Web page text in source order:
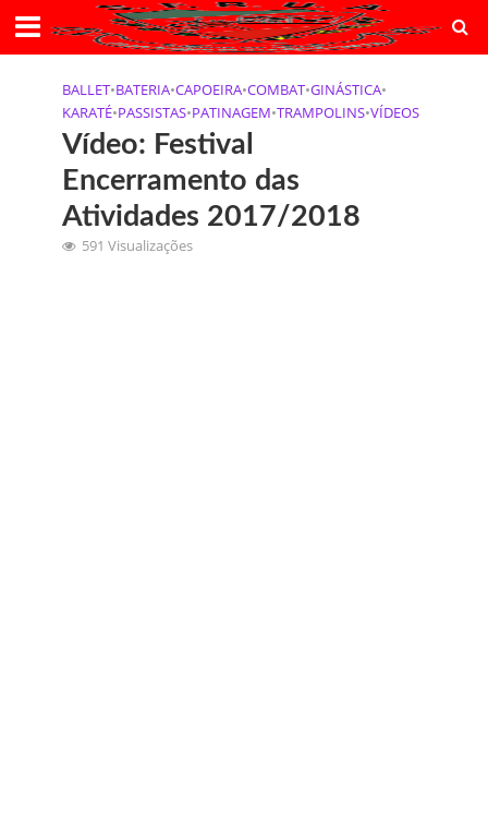
BALLET•BATERIA•CAPOEIRA•COMBAT•GINÁSTICA•
KARATÉ•PASSISTAS•PATINAGEM•TRAMPOLINS•VÍDEOS
Vídeo: Festival
Encerramento das
Atividades 2017/2018
591 Visualizações